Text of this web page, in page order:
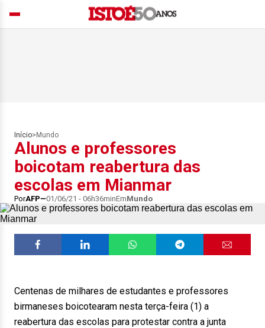
Início> Mundo
Alunos e professores
boicotam reabertura das
escolas em Mianmar
PorAFP 01/06/21 - 06h36minEmMundo
Centenas de milhares de estudantes e professores
birmaneses boicotearam nesta terça-feira (1) a
reabertura das escolas para protestar contra a junta